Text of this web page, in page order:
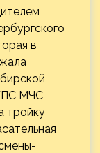
в
МЧС
тройку